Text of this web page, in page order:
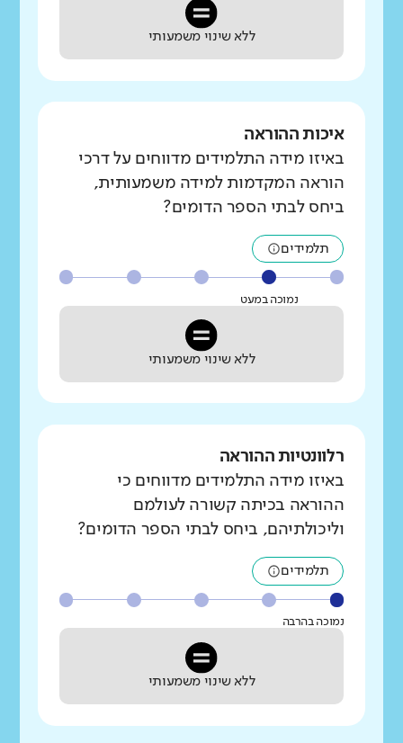
ללא שינוי משמעותי
איכות ההוראה
באיזו מידה התלמידים מדווחים על דרכי
הוראה המקדמות למידה משמעותית,
ביחס לבתי הספר הדומים?
תלמידים
נמוכה במעט
ללא שינוי משמעותי
רלוונטיות ההוראה
באיזו מידה התלמידים מדווחים כי
ההוראה בכיתה קשורה לעולמם
וליכולתיהם, ביחס לבתי הספר הדומים?
תלמידים
נמוכה בהרבה
ללא שינוי משמעותי